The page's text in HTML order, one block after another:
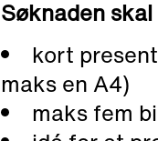
Søknaden
kort
maks en A4)
maks fem